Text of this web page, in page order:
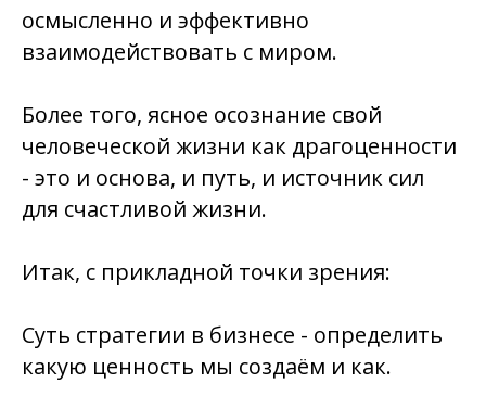
осмысленно и эффективно
взаимодействовать с миром.
Более того, ясное осознание свой
человеческой жизни как драгоценности
- это и основа, и путь, и источник сил
для счастливой жизни.
Итак, с прикладной точки зрения:
Суть стратегии в бизнесе - определить
какую ценность мы создаём и как.